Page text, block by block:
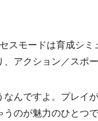
スモードは育成シミ
、アクション／スポ
なんですよ。プレイ
のが魅力のひとつで